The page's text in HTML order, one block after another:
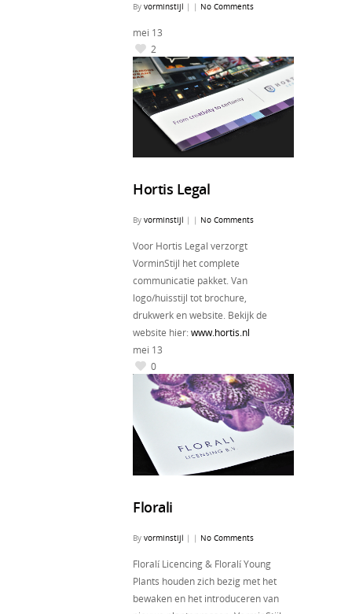
By vorminstijl | | No Comments
mei 13
2
Hortis Legal
By vorminstijl | | No Comments
Voor Hortis Legal verzorgt
VorminStijl het complete
communicatie pakket. Van
logo/huisstijl tot brochure,
drukwerk en website. Bekijk de
website hier: www.hortis.nl
mei 13
0
Florali
By vorminstijl | | No Comments
Floralí Licencing & Floralí Young
Plants houden zich bezig met het
bewaken en het introduceren van